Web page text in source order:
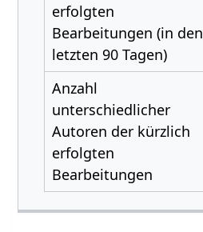
erfolgten
Bearbeitungen (in den
letzten 90 Tagen)
Anzahl
unterschiedlicher
Autoren der kürzlich
erfolgten
Bearbeitungen